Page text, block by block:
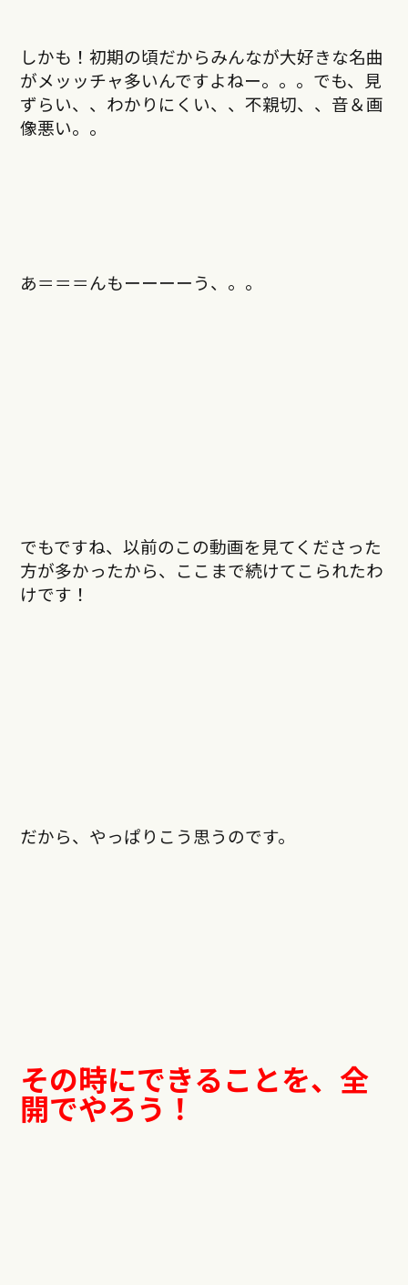
しかも！初期の頃だからみんなが大好きな名曲
がメッッチャ多いんですよねー。。。でも、見
ずらい、、わかりにくい、、不親切、、音＆画
像悪い。。
あ＝＝＝んもーーーーう、。。
でもですね、以前のこの動画を見てくださった
方が多かったから、ここまで続けてこられたわ
けです！
だから、やっぱりこう思うのです。
その時にできることを、全
開でやろう！